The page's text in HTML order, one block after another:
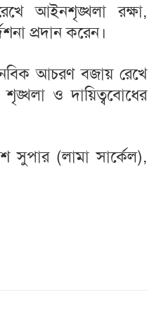
আইনশৃঙ্খলা রক্ষা,
প্রদান করেন।
আচরণ বজায় রেখে
ও দায়িত্ববোধের
সুপার (লামা সার্কেল),